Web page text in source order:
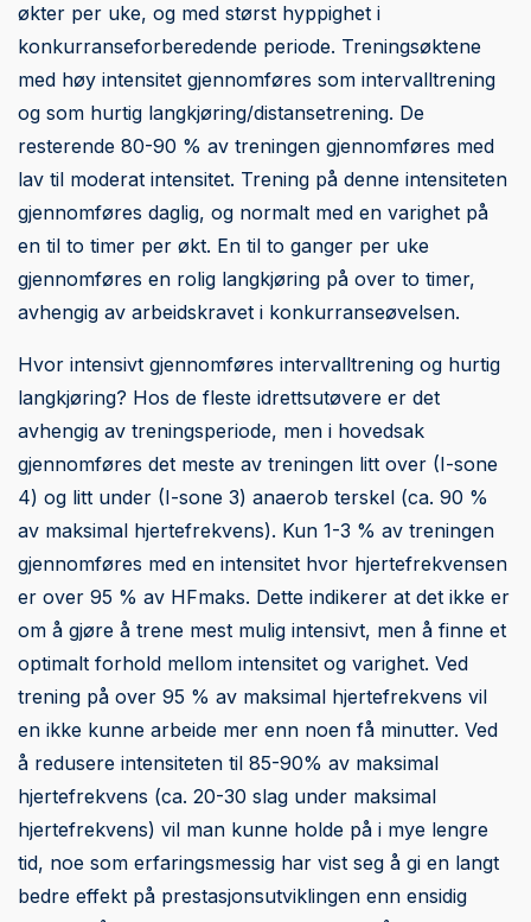
økter per uke, og med størst hyppighet i
konkurranseforberedende periode. Treningsøktene
med høy intensitet gjennomføres som intervalltrening
og som hurtig langkjøring/distansetrening. De
resterende 80-90 % av treningen gjennomføres med
lav til moderat intensitet. Trening på denne intensiteten
gjennomføres daglig, og normalt med en varighet på
en til to timer per økt. En til to ganger per uke
gjennomføres en rolig langkjøring på over to timer,
avhengig av arbeidskravet i konkurranseøvelsen.
Hvor intensivt gjennomføres intervalltrening og hurtig
langkjøring? Hos de fleste idrettsutøvere er det
avhengig av treningsperiode, men i hovedsak
gjennomføres det meste av treningen litt over (I-sone
4) og litt under (I-sone 3) anaerob terskel (ca. 90 %
av maksimal hjertefrekvens). Kun 1-3 % av treningen
gjennomføres med en intensitet hvor hjertefrekvensen
er over 95 % av HFmaks. Dette indikerer at det ikke er
om å gjøre å trene mest mulig intensivt, men å finne et
optimalt forhold mellom intensitet og varighet. Ved
trening på over 95 % av maksimal hjertefrekvens vil
en ikke kunne arbeide mer enn noen få minutter. Ved
å redusere intensiteten til 85-90% av maksimal
hjertefrekvens (ca. 20-30 slag under maksimal
hjertefrekvens) vil man kunne holde på i mye lengre
tid, noe som erfaringsmessig har vist seg å gi en langt
bedre effekt på prestasjonsutviklingen enn ensidig